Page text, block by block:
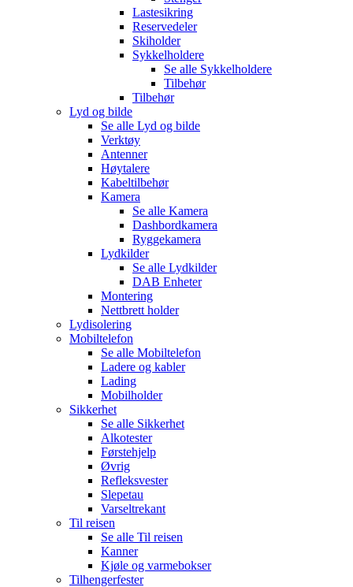
Lastesikring
Reservedeler
Skiholder
Sykkelholdere
Se alle Sykkelholdere
Tilbehør
Tilbehør
Lyd og bilde
Se alle Lyd og bilde
Verktøy
Antenner
Høytalere
Kabeltilbehør
Kamera
Se alle Kamera
Dashbordkamera
Ryggekamera
Lydkilder
Se alle Lydkilder
DAB Enheter
Montering
Nettbrett holder
Lydisolering
Mobiltelefon
Se alle Mobiltelefon
Ladere og kabler
Lading
Mobilholder
Sikkerhet
Se alle Sikkerhet
Alkotester
Førstehjelp
Øvrig
Refleksvester
Slepetau
Varseltrekant
Til reisen
Se alle Til reisen
Kanner
Kjøle og varmebokser
Tilhengerfester